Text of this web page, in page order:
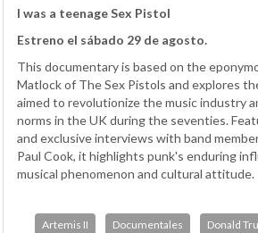
I was a teenage Sex Pistol
Estreno el sábado 29 de agosto.
This documentary is based on the
Matlock of The Sex Pistols and explores
aimed to revolutionize the music industry
norms in the UK during the seventies.
and exclusive interviews with band
Paul Cook, it highlights punk's enduring
musical phenomenon and cultural attitude.
Artemis II Documentales Donald